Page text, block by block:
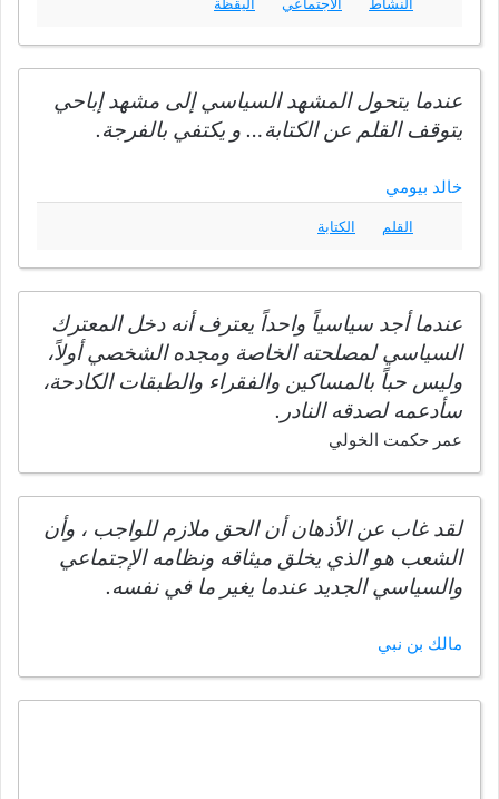
عندما يتحول المشهد السياسي إلى مشهد إباحي
يتوقف القلم عن الكتابة… و يكتفي بالفرجة.
خالد بيومي
القلم الكتابة
عندما أجد سياسياً واحداً يعترف أنه دخل المعترك
السياسي لمصلحته الخاصة ومجده الشخصي أولاً،
وليس حباً بالمساكين والفقراء والطبقات الكادحة،
سأدعمه لصدقه النادر.
عمر حكمت الخولي
لقد غاب عن الأذهان أن الحق ملازم للواجب ، وأن
الشعب هو الذي يخلق ميثاقه ونظامه الإجتماعي
والسياسي الجديد عندما يغير ما في نفسه.
مالك بن نبي